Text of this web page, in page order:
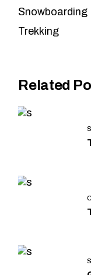
Snowboarding
Trekking
Related